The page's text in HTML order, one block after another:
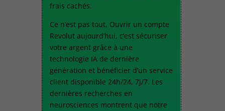
frais cachés.
Ce n’est pas tout. Ouvrir un compte
Revolut aujourd’hui, c’est sécuriser
votre argent grâce à une
technologie IA de dernière
génération et bénéficier d’un service
client disponible 24h/24, 7j/7. Les
dernières recherches en
neurosciences montrent que notre